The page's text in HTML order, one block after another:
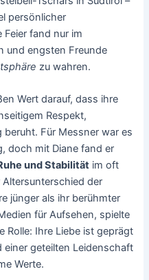
persönlicher
Feier fand nur im
und engsten Freunde
zu wahren.
Wert darauf, dass ihre
Respekt,
Für Messner war es
doch mit Diane fand er
und Stabilität im oft
der
jünger als ihr berühmter
für Aufsehen, spielte
Rolle: Ihre Liebe ist geprägt
einer geteilten Leidenschaft
Werte.